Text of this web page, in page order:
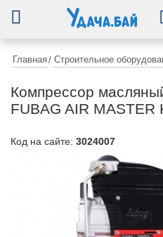
Главная/ Строительное
Компрессор
FUBAG AIR MASTER
Код на сайте: 3024007